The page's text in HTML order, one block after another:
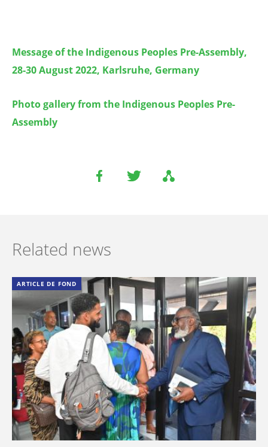
Message of the Indigenous Peoples Pre-Assembly,
28-30 August 2022, Karlsruhe, Germany
Photo gallery from the Indigenous Peoples Pre-
Assembly
Related news
ARTICLE DE FOND